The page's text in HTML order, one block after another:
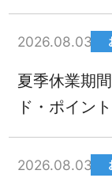
2026.08.03
夏季休業期
ド・ポイン
2026.08.03